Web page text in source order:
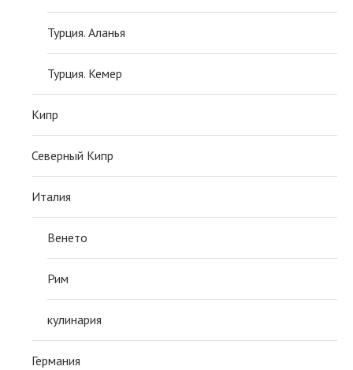
Турция. Аланья
Турция. Кемер
Кипр
Северный Кипр
Италия
Венето
Рим
кулинария
Германия